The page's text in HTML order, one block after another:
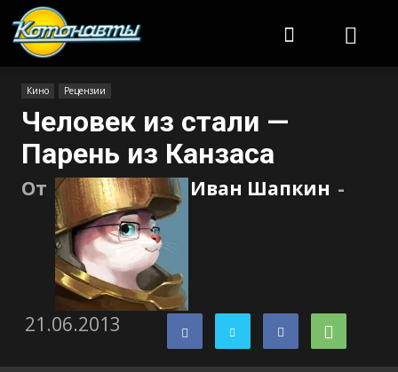
Кино Рецензии
Человек из стали —
Парень из Канзаса
От Иван Шапкин -
21.06.2013